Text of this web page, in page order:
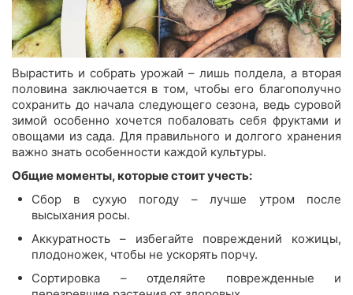
Вырастить и собрать урожай – лишь полдела, а вторая
половина заключается в том, чтобы его благополучно
сохранить до начала следующего сезона, ведь суровой
зимой особенно хочется побаловать себя фруктами и
овощами из сада. Для правильного и долгого хранения
важно знать особенности каждой культуры.
Общие моменты, которые стоит учесть:
Сбор в сухую погоду – лучше утром после
высыхания росы.
Аккуратность – избегайте повреждений кожицы,
плодоножек, чтобы не ускорять порчу.
Сортировка – отделяйте поврежденные и